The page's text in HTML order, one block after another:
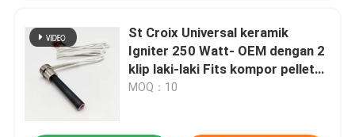
St Croix Universal keramik
Igniter 250 Watt- OEM dengan 2
klip laki-laki Fits kompor pellet
model lama dan baru
MOQ：10